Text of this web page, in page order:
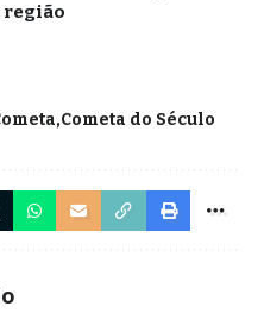
região
Cometa do Século